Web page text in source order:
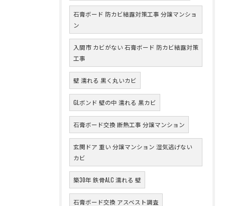
石膏ボード 防カビ結露対策工事 分譲マンショ
ン
入間市 カビがない 石膏ボード 防カビ結露対策
工事
壁 濡れる 黒く丸いカビ
GLボンド 壁の中 濡れる 黒カビ
石膏ボード交換 断熱工事 分譲マンション
玄関ドア 重い 分譲マンション 湿気逃げない
カビ
築30年 鉄骨ALC 濡れる 壁
石膏ボード交換 アスベスト調査